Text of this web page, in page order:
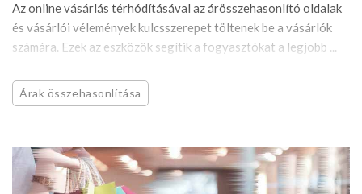
Az online vásárlás térhódításával az árösszehasonlító oldalak
és vásárlói vélemények kulcsszerepet töltenek be a vásárlók
számára. Ezek az eszközök segítik a fogyasztókat a legjobb ...
Árak összehasonlítása